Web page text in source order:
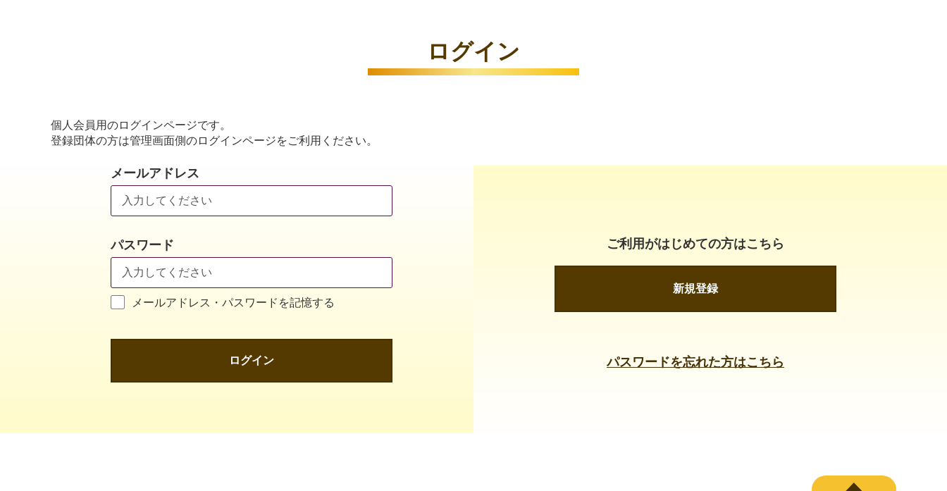
ログイン
個人会員用のログインページです。
登録団体の方は管理画面側のログインページをご利用ください。
メールアドレス
パスワード
メールアドレス・パスワードを記憶する
ログイン
ご利用がはじめての方はこちら
新規登録
パスワードを忘れた方はこちら